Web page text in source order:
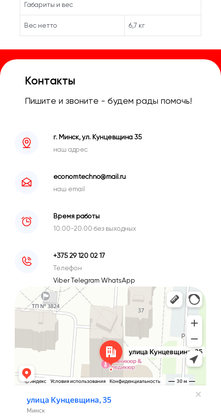
Габариты и вес
Вес нетто 6,7 кг
Контакты
Пишите и звоните - будем рады помочь!
г. Минск, ул. Кунцевщина 35
наш адрес
economtechno@mail.ru
наш email
Время работы
10.00-20.00 без выходных
+375 29 120 02 17
Телефон
ViberTelegram WhatsApp
Минск
Улица Кунцевщина, 35 — Яндекс Карты